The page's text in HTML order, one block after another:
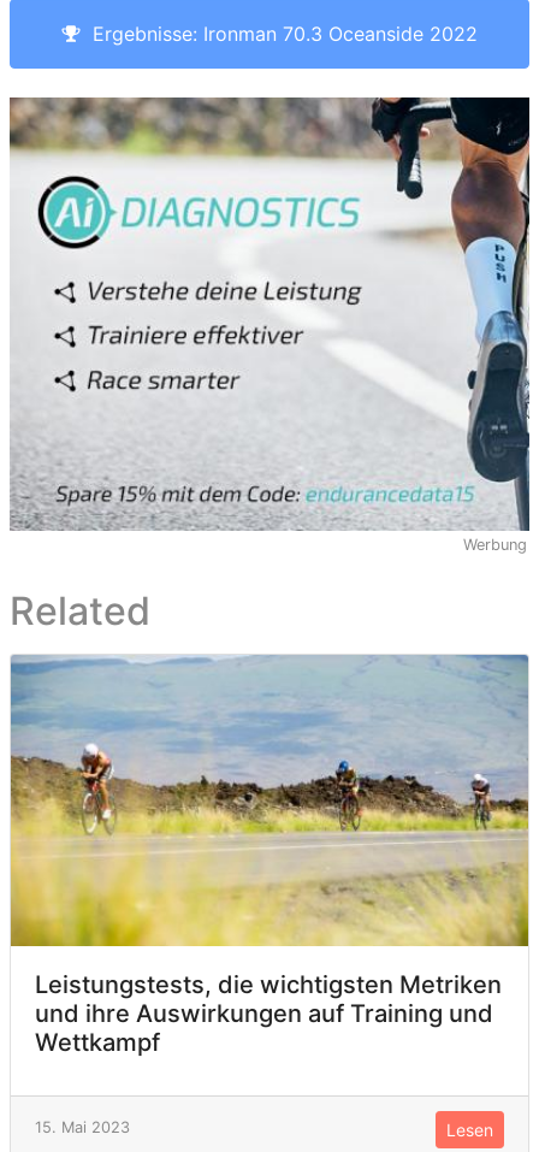
Ergebnisse: Ironman 70.3 Oceanside 2022
Werbung
Related
Leistungstests, die wichtigsten Metriken
und ihre Auswirkungen auf Training und
Wettkampf
15. Mai 2023 Lesen